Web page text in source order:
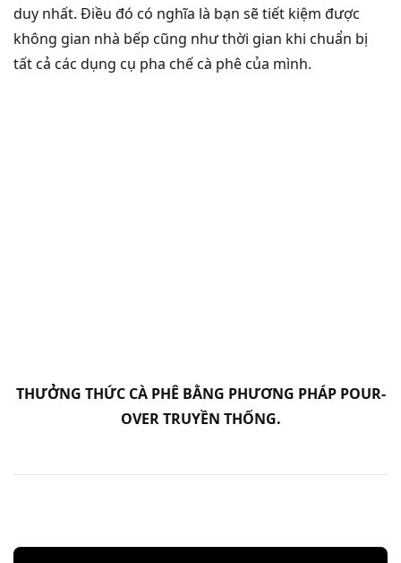
duy nhất. Điều đó có nghĩa là bạn sẽ tiết kiệm được
không gian nhà bếp cũng như thời gian khi chuẩn bị
tất cả các dụng cụ pha chế cà phê của mình.
THƯỞNG THỨC CÀ PHÊ BẰNG PHƯƠNG PHÁP POUR-
OVER TRUYỀN THỐNG.